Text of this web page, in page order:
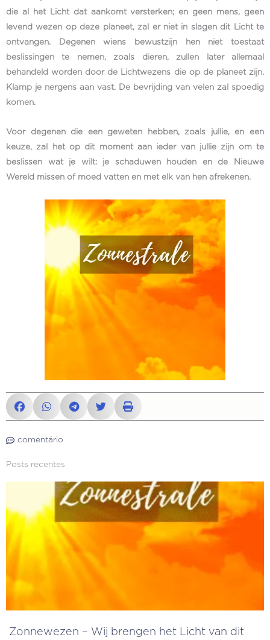
die al het Licht dat aankomt versterken; en geen mens, geen
levend wezen op deze planeet, zal er niet in slagen dit Licht te
ontvangen. Degenen wiens bewustzijn hen niet toestaat
beslissingen te nemen, zoals dieren, zullen later allemaal
behandeld worden door de Lichtwezens die op de planeet zijn.
Klamp je nergens aan vast. De bevrijding van velen zal spoedig
komen.
Voor degenen die een geweten hebben, zoals jullie, en een
keuze, zal het op dit moment aan ieder van jullie zijn om te
beslissen wat je wilt: je schaduwen houden en de Nieuwe
Wereld missen of moed vatten en met elk van hen afrekenen.
comentário
Posts recentes
Zonnewezen – Wij brengen het Licht van dit